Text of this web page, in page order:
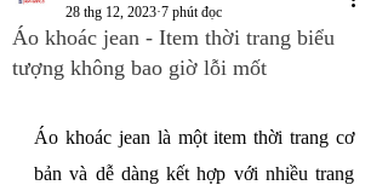
Áo khoác jean - Item thời trang biểu
tượng không bao giờ lỗi mốt
28 thg 12, 2023 7 phút đọc
Áo khoác jean là một item thời trang cơ
bản và dễ dàng kết hợp với nhiều trang